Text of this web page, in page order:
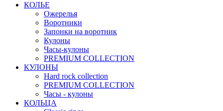
КОЛЬЕ
Ожерелья
Воротники
Запонки на воротник
Кулоны
Часы-кулоны
PREMIUM COLLECTION
КУЛОНЫ
Hard rock collection
PREMIUM COLLECTION
Часы - кулоны
КОЛЬЦА